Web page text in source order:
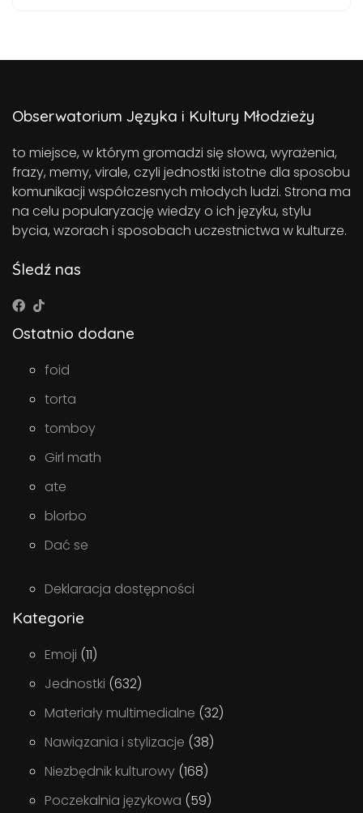
Obserwatorium Języka i Kultury Młodzieży
to miejsce, w którym gromadzi się słowa, wyrażenia,
frazy, memy, virale, czyli jednostki istotne dla sposobu
komunikacji współczesnych młodych ludzi. Strona ma
na celu popularyzację wiedzy o ich języku, stylu
bycia, wzorach i sposobach uczestnictwa w kulturze.
Śledź nas
Ostatnio dodane
foid
torta
tomboy
Girl math
ate
blorbo
Dać se
Deklaracja dostępności
Kategorie
Emoji (11)
Jednostki (632)
Materiały multimedialne (32)
Nawiązania i stylizacje (38)
Niezbędnik kulturowy (168)
Poczekalnia językowa (59)